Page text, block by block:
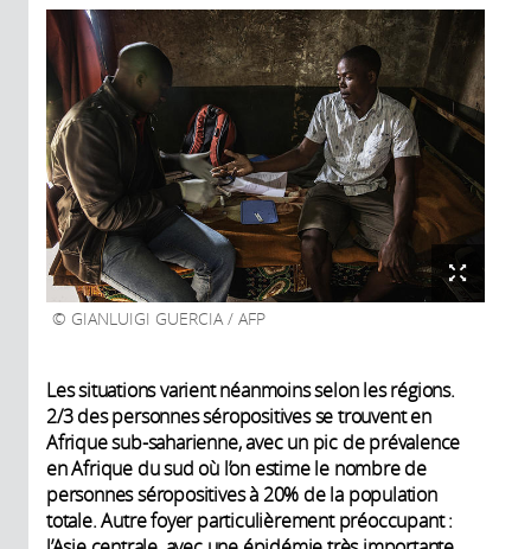
GIANLUIGI GUERCIA / AFP
Les situations varient néanmoins selon les régions.
2/3 des personnes séropositives se trouvent en
Afrique sub-saharienne, avec un pic de prévalence
en Afrique du sud où l’on estime le nombre de
personnes séropositives à 20% de la population
totale. Autre foyer particulièrement préoccupant :